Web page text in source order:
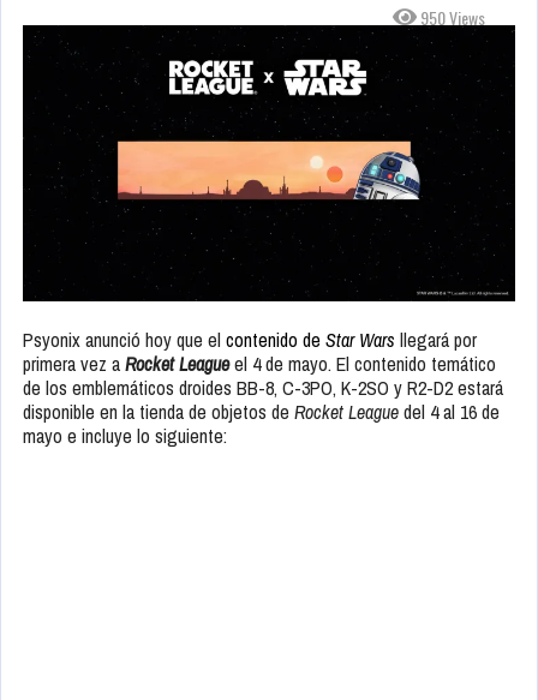
950 Views
Psyonix anunció hoy que el contenido de Star Wars llegará por
primera vez aRocket Leagueel 4 de mayo. El contenido temático
de los emblemáticos droides BB-8, C-3PO, K-2SO y R2-D2 estará
disponible en la tienda de objetos de Rocket Leaguedel 4 al 16 de
mayo e incluye lo siguiente: